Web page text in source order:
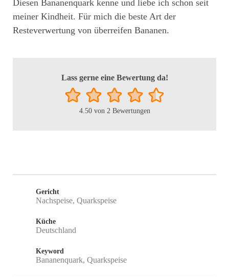
Diesen Bananenquark kenne und liebe ich schon seit
meiner Kindheit. Für mich die beste Art der
Resteverwertung von überreifen Bananen.
Lass gerne eine Bewertung da!
4.50von 2 Bewertungen
Gericht
Nachspeise, Quarkspeise
Küche
Deutschland
Keyword
Bananenquark, Quarkspeise